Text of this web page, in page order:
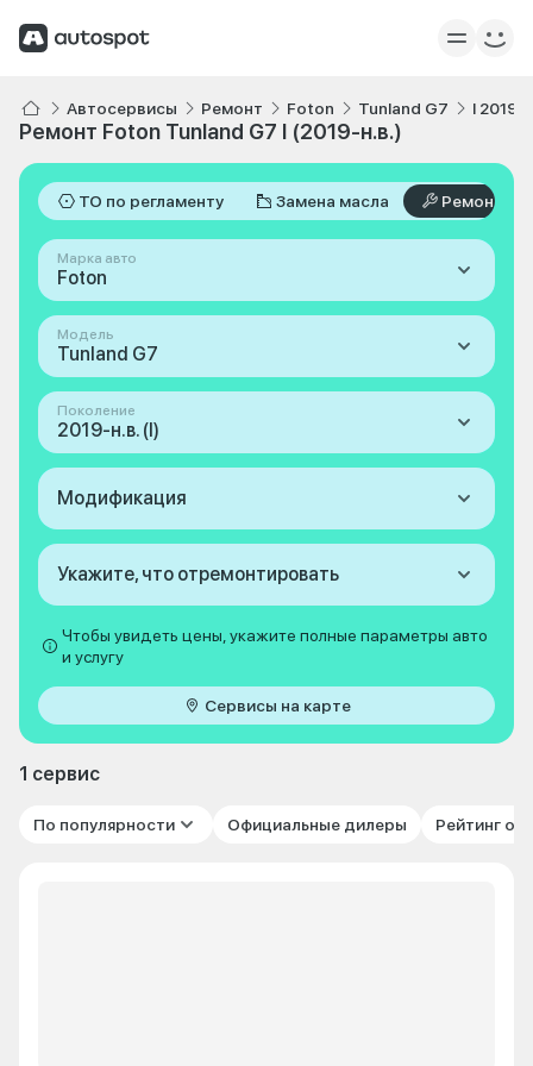
Автосервисы Ремонт Foton Tunland G7 I 2019-
Ремонт Foton Tunland G7 I (2019-н.в.)
ТО по регламенту Замена масла Ремонт
Марка авто
Foton
Модель
Tunland G7
Поколение
2019-н.в. (I)
Модификация
Укажите, что отремонтировать
Чтобы увидеть цены, укажите полные параметры авто
и услугу
Сервисы на карте
1 сервис
По популярности Официальные дилеры Рейтинг